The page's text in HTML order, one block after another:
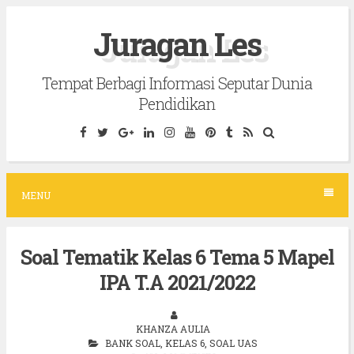
c
Juragan Les
Tempat Berbagi Informasi Seputar Dunia
Pendidikan
MENU
Soal Tematik Kelas 6 Tema 5 Mapel
IPA T.A 2021/2022
KHANZA AULIA
BANK SOAL KELAS 6 SOAL UAS